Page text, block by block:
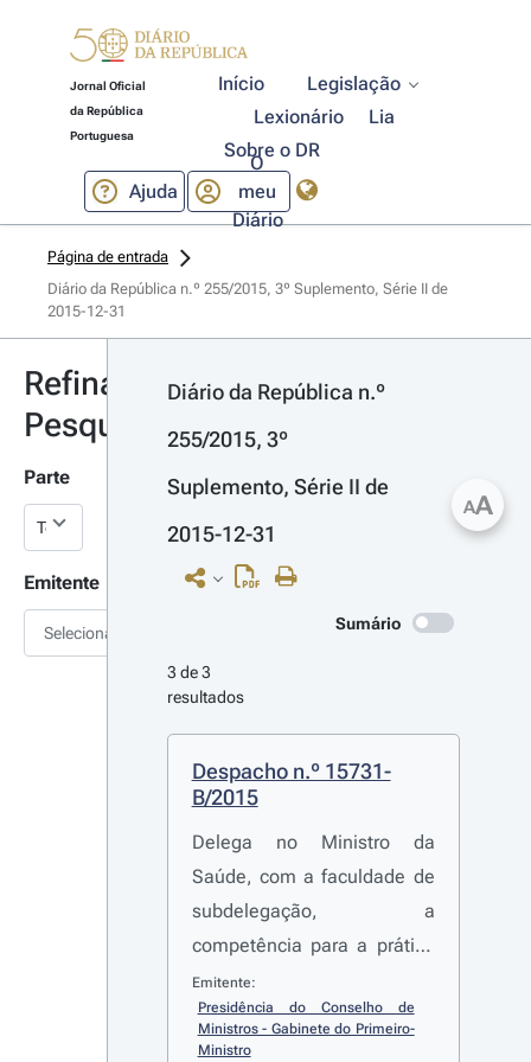
Jornal Oficial
da República
Portuguesa
Início
Legislação
Lexionário
Lia
Sobre o DR
Ajuda
O
meu
Diário
Página de entrada
Diário da República n.º 255/2015, 3º Suplemento, Série II de
2015-12-31
Refinar
Pesquisa
Parte
Emitente
Selecionar
Diário da República n.º
255/2015, 3º
Suplemento, Série II de
2015-12-31
Sumário
3 de 3
resultados
Despacho n.º 15731-
B/2015
Delega no Ministro da
Saúde, com a faculdade de
subdelegação, a
competência para a prática
de vários atos relativos à
realização da despesa pelo
Instituto Português do
Emitente:
Presidência do Conselho de
Ministros - Gabinete do Primeiro-
Ministro
AA